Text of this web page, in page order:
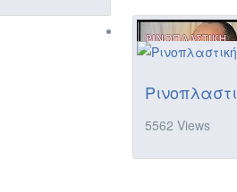
5562 Views